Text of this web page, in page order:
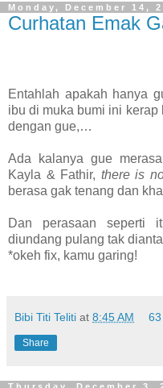
Monday, December 14,
Curhatan Emak
Entahlah apakah hanya
ibu di muka bumi ini
dengan gue,…
Ada kalanya gue
Kayla & Fathir, there is
berasa gak tenang dan
Dan perasaan seperti
diundang pulang tak
*okeh fix, kamu garing!
Bibi Titi Teliti at 8:45 AM
Share